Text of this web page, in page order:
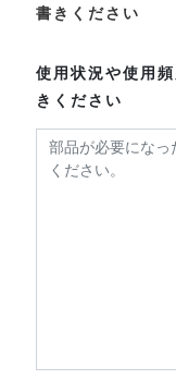
書きください
使用状況や使用
きください